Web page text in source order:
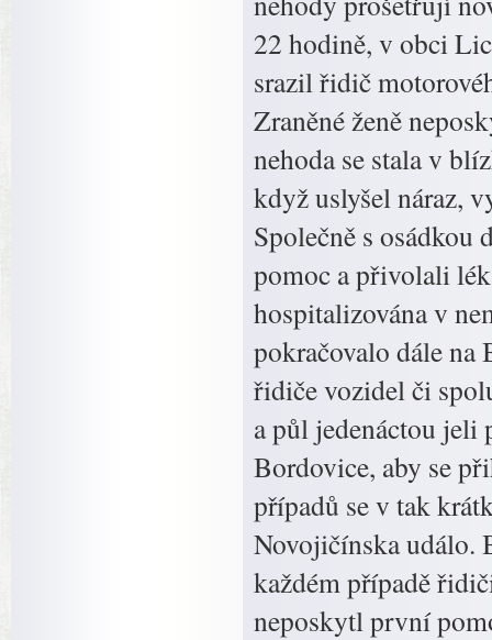
22 hodině, v obci
srazil řidič
Zraněné ženě
nehoda se stala v
když uslyšel náraz,
Společně s
pomoc a přivolali
hospitalizována v
pokračovalo dále na
řidiče vozidel či
a půl jedenáctou jeli
Bordovice, aby se
případů se v tak
Novojičínska událo.
každém případě
neposkytl první